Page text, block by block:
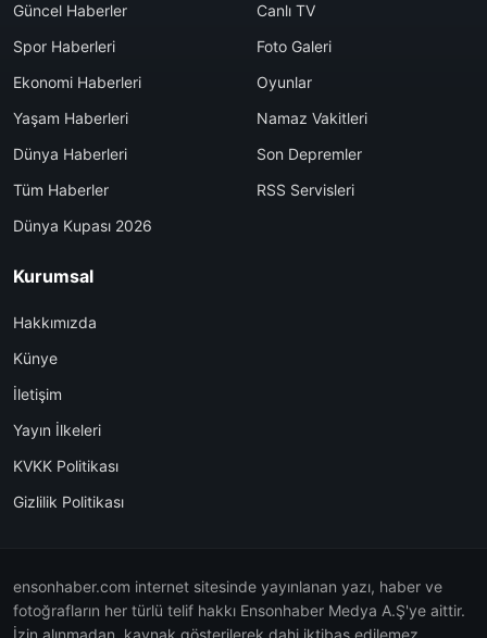
Güncel Haberler
Spor Haberleri
Ekonomi Haberleri
Yaşam Haberleri
Dünya Haberleri
Tüm Haberler
Dünya Kupası 2026
Canlı TV
Foto Galeri
Oyunlar
Namaz Vakitleri
Son Depremler
RSS Servisleri
Kurumsal
Hakkımızda
Künye
İletişim
Yayın İlkeleri
KVKK Politikası
Gizlilik Politikası
ensonhaber.com internet sitesinde yayınlanan yazı, haber ve
fotoğrafların her türlü telif hakkı Ensonhaber Medya A.Ş'ye aittir.
İzin alınmadan, kaynak gösterilerek dahi iktibas edilemez.